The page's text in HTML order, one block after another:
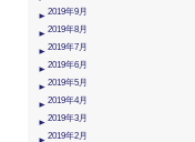
2019年9月
2019年8月
2019年7月
2019年6月
2019年5月
2019年4月
2019年3月
2019年2月